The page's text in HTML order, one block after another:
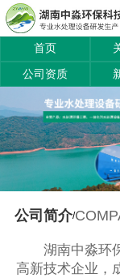
首页
公司资质
公司简介/
湖南中淼环保
高新技术企业，